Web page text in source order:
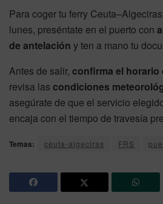
Para coger tu ferry
lunes, preséntate en el puerto con
de antelación y ten a mano tu
Antes de salir, confirma el horario
revisa las condiciones
asegúrate de que el servicio
encaja con el tiempo de travesía
Temas: ceuta-algeciras FRS